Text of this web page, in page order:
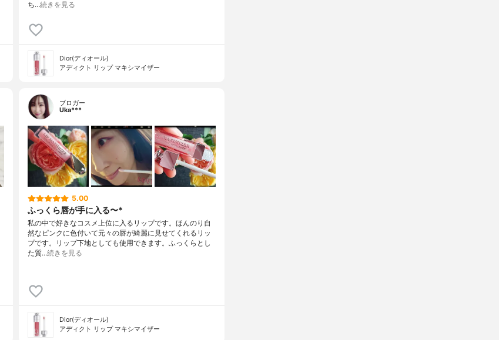
ち…続きを見る
Dior(ディオール)
アディクト リップ マキシマイザー
ブロガー
Uka***
5.00
ふっくら唇が手に入る〜*
私の中で好きなコスメ上位に入るリップです。ほんのり自
然なピンクに色付いて元々の唇が綺麗に見せてくれるリッ
プです。リップ下地としても使用できます。ふっくらとし
た質…続きを見る
Dior(ディオール)
アディクト リップ マキシマイザー